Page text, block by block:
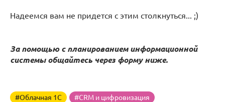
Надеемся вам не придется с этим столкнуться... ;)
За помощью с планированием информационной
системы общайтесь через форму ниже.
#Облачная 1С #CRM и цифровизация